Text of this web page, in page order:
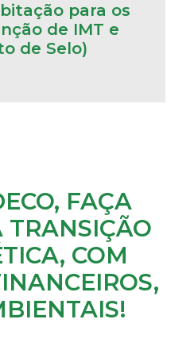
para os
de IMT e
de Selo)
FAÇA
TRANSIÇÃO
COM